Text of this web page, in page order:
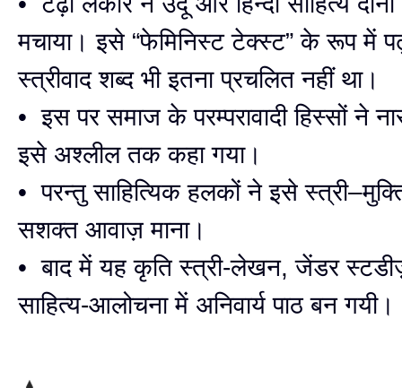
मचाया। इसे “फेमिनिस्ट टेक्स्ट” के रूप में
स्त्रीवाद शब्द भी इतना प्रचलित नहीं था।
• इस पर समाज के परम्परावादी हिस्सों ने
इसे अश्लील तक कहा गया।
• परन्तु साहित्यिक हलकों ने इसे
सशक्त आवाज़ माना।
• बाद में यह कृति स्त्री-लेखन, जेंडर
साहित्य-आलोचना में अनिवार्य पाठ बन गयी।